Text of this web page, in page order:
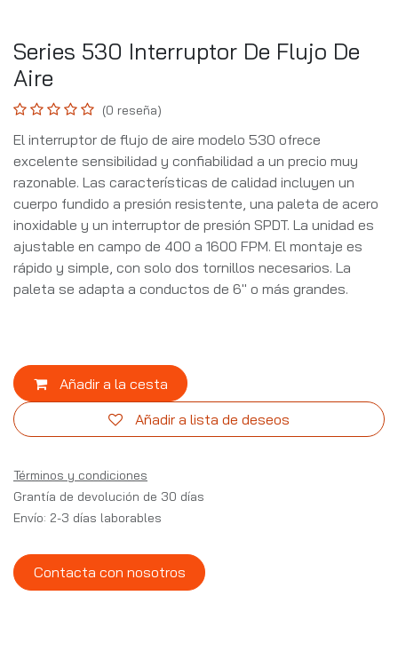
Series 530 Interruptor De Flujo De
Aire
(0 reseña)
El interruptor de flujo de aire modelo 530 ofrece
excelente sensibilidad y confiabilidad a un precio muy
razonable. Las características de calidad incluyen un
cuerpo fundido a presión resistente, una paleta de acero
inoxidable y un interruptor de presión SPDT. La unidad es
ajustable en campo de 400 a 1600 FPM. El montaje es
rápido y simple, con solo dos tornillos necesarios. La
paleta se adapta a conductos de 6" o más grandes.
Añadir a la cesta
Añadir a lista de deseos
Términos y condiciones
Grantía de devolución de 30 días
Envío: 2-3 días laborables
Contacta con nosotros